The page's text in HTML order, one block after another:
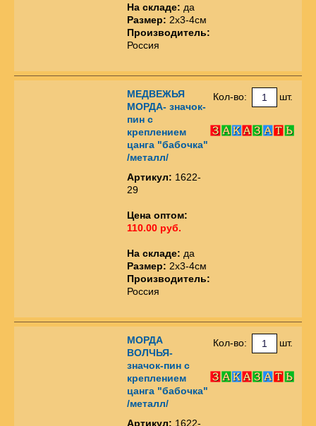
На складе: да
Размер: 2х3-4см
Производитель:
Россия
МЕДВЕЖЬЯ
МОРДА- значок-
пин с
креплением
цанга "бабочка"
/металл/
Артикул: 1622-
29
Цена оптом:
110.00 руб.
На складе: да
Размер: 2х3-4см
Производитель:
Россия
Кол-во: шт.
МОРДА
ВОЛЧЬЯ-
значок-пин с
креплением
цанга "бабочка"
/металл/
Артикул: 1622-
Кол-во: шт.